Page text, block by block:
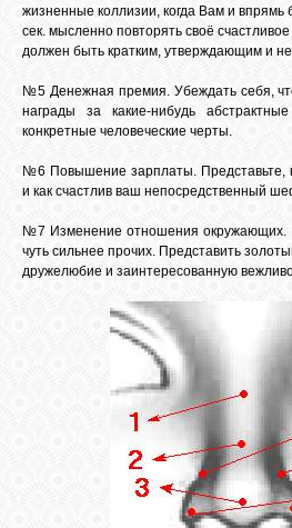
FACEBOOK
жизненные коллизии, когда Вам и
сек. мысленно повторять своё
должен быть кратким, утверждающим и
№5 Денежная премия. Убеждать себя,
награды за какие-нибудь
конкретные человеческие черты.
№6 Повышение зарплаты. Представьте,
и как счастлив ваш непосредственный
№7 Изменение отношения окружающих.
чуть сильнее прочих. Представить
дружелюбие и заинтересованную